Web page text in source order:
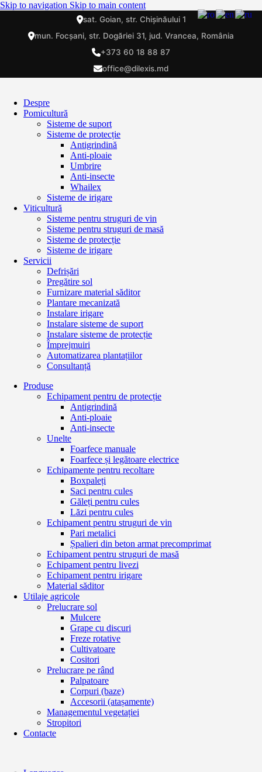
Skip to navigation Skip to main content
sat. Goian, str. Chișinăului 1
mun. Focșani, str. Dogăriei 31, jud. Vrancea, România
+373 60 18 88 87
office@dilexis.md
Despre
Pomicultură
Sisteme de suport
Sisteme de protecție
Antigrindină
Anti-ploaie
Umbrire
Anti-insecte
Whailex
Sisteme de irigare
Viticultură
Sisteme pentru struguri de vin
Sisteme pentru struguri de masă
Sisteme de protecție
Sisteme de irigare
Servicii
Defrișări
Pregătire sol
Furnizare material săditor
Plantare mecanizată
Instalare irigare
Instalare sisteme de suport
Instalare sisteme de protecție
Împrejmuiri
Automatizarea plantațiilor
Consultanță
Produse
Echipament pentru de protecție
Antigrindină
Anti-ploaie
Anti-insecte
Unelte
Foarfece manuale
Foarfece și legătoare electrice
Echipamente pentru recoltare
Boxpaleți
Saci pentru cules
Găleți pentru cules
Lăzi pentru cules
Echipament pentru struguri de vin
Pari metalici
Șpalieri din beton armat precomprimat
Echipament pentru struguri de masă
Echipament pentru livezi
Echipament pentru irigare
Material săditor
Utilaje agricole
Prelucrare sol
Mulcere
Grape cu discuri
Freze rotative
Cultivatoare
Cositori
Prelucrare pe rând
Palpatoare
Corpuri (baze)
Accesorii (atașamente)
Managementul vegetației
Stropitori
Contacte